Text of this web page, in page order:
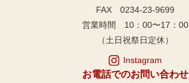
FAX 0234-23-9699
営業時間 10：00〜17：00
（土日祝祭日定休）
Instagram
お電話でのお問い合わせ